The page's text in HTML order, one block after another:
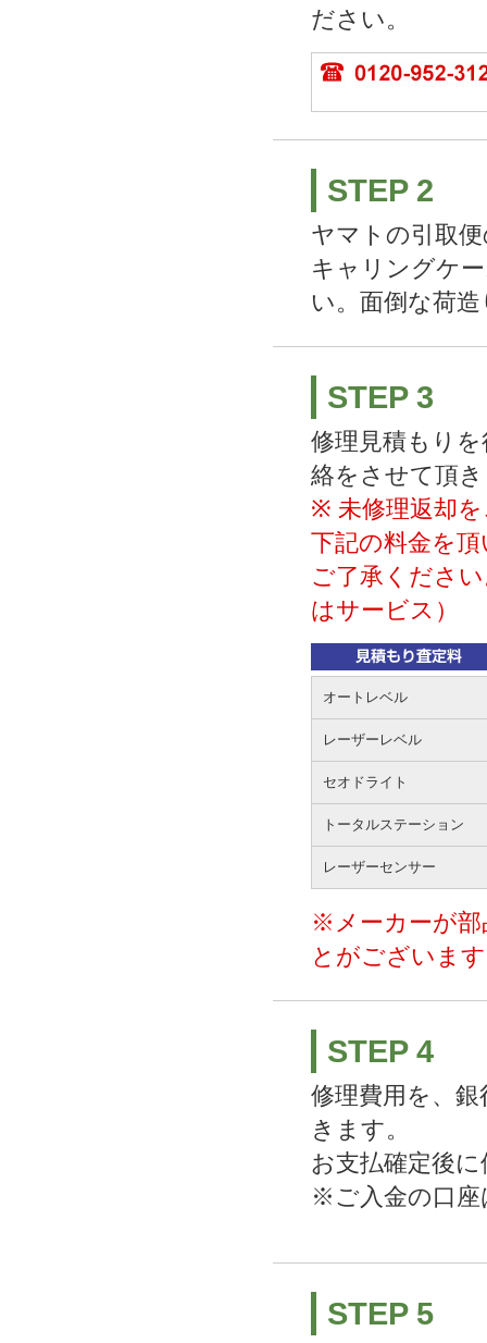
ださい。
STEP 2
ヤマトの引取
キャリングケ
い。面倒な荷
STEP 3
修理見積もり
絡をさせて頂
※ 未修理返却
下記の料金を
ご了承くださ
はサービス）
オートレベル
レーザーレベル
セオドライト
トータルステーション
レーザーセンサー
※メーカーが部
とがございま
STEP 4
修理費用を、
きます。
お支払確定後
※ご入金の口座
STEP 5